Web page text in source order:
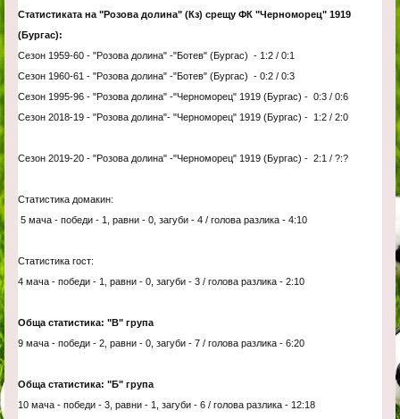
Статистиката на "Розова долина" (Кз) срещу ФК "Черноморец" 1919
(Бургас):
Сезон 1959-60 - "Розова долина" -"Ботев" (Бургас) - 1:2 / 0:1
Сезон 1960-61 - "Розова долина" -"Ботев" (Бургас) - 0:2 / 0:3
Сезон 1995-96 - "Розова долина" -"Черноморец" 1919 (Бургас) - 0:3 / 0:6
Сезон 2018-19 - "Розова долина"- "Черноморец" 1919 (Бургас) - 1:2 / 2:0
Сезон 2019-20 - "Розова долина" -"Черноморец" 1919 (Бургас) - 2:1 / ?:?
Статистика домакин:
5 мача - победи - 1, равни - 0, загуби - 4 / голова разлика - 4:10
Статистика гост:
4 мача - победи - 1, равни - 0, загуби - 3 / голова разлика - 2:10
Обща статистика: "В" група
9 мача - победи - 2, равни - 0, загуби - 7 / голова разлика - 6:20
Обща статистика: "Б" група
10 мача - победи - 3, равни - 1, загуби - 6 / голова разлика - 12:18